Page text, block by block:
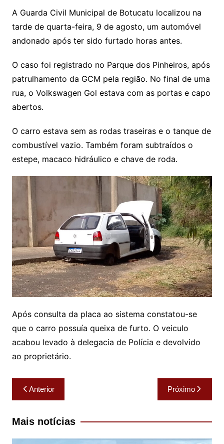
A Guarda Civil Municipal de Botucatu localizou na
tarde de quarta-feira, 9 de agosto, um automóvel
andonado após ter sido furtado horas antes.
O caso foi registrado no Parque dos Pinheiros, após
patrulhamento da GCM pela região. No final de uma
rua, o Volkswagen Gol estava com as portas e capo
abertos.
O carro estava sem as rodas traseiras e o tanque de
combustível vazio. Também foram subtraídos o
estepe, macaco hidráulico e chave de roda.
Após consulta da placa ao sistema constatou-se
que o carro possuía queixa de furto. O veiculo
acabou levado à delegacia de Polícia e devolvido
ao proprietário.
Navegação
de
Post
Anterior Próximo
Mais notícias